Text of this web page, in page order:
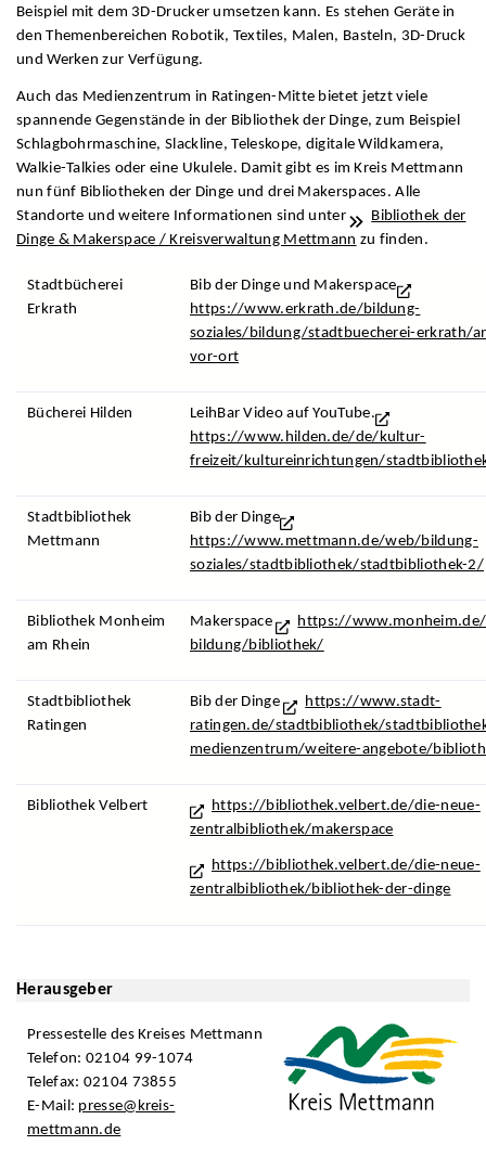
Beispiel mit dem 3D-Drucker umsetzen kann. Es stehen Geräte in
den Themenbereichen Robotik, Textiles, Malen, Basteln, 3D-Druck
und Werken zur Verfügung.
Auch das Medienzentrum in Ratingen-Mitte bietet jetzt viele
spannende Gegenstände in der Bibliothek der Dinge, zum Beispiel
Schlagbohrmaschine, Slackline, Teleskope, digitale Wildkamera,
Walkie-Talkies oder eine Ukulele. Damit gibt es im Kreis Mettmann
nun fünf Bibliotheken der Dinge und drei Makerspaces. Alle
Standorte und weitere Informationen sind unter
Bibliothek der
Dinge & Makerspace / Kreisverwaltung Mettmann zu finden.
Stadtbücherei
Erkrath
Bib der Dinge und Makerspace
https://www.erkrath.de/bildung-
soziales/bildung/stadtbuecherei-erkrath/
vor-ort
Bücherei Hilden
LeihBar Video auf YouTube.
https://www.hilden.de/de/kultur-
freizeit/kultureinrichtungen/
Stadtbibliothek
Mettmann
Bib der Dinge
https://www.mettmann.de/web/bildung-
soziales/stadtbibliothek/stadtbibliothek-2/
Bibliothek Monheim
am Rhein
Makerspace
https://
bildung/bibliothek/
Stadtbibliothek
Ratingen
Bib der Dinge
https://www.stadt-
ratingen.de/stadtbibliothek/
medienzentrum/weitere-angebote/
Bibliothek Velbert
https://bibliothek.velbert.de/die-neue-
zentralbibliothek/makerspace
https://bibliothek.velbert.de/die-neue-
zentralbibliothek/bibliothek-der-dinge
Herausgeber
Pressestelle des Kreises Mettmann
Telefon: 02104 99-1074
Telefax: 02104 73855
E-Mail: presse@kreis-
mettmann.de